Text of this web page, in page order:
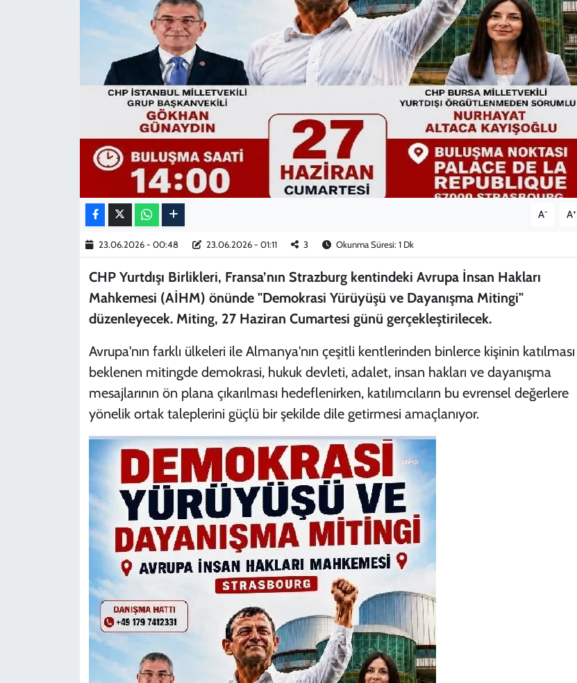
A- A+
23.06.2026 - 00:48 23.06.2026 - 01:11 3 Okunma Süresi: 1 Dk
CHP Yurtdışı Birlikleri, Fransa’nın Strazburg kentindeki Avrupa İnsan Hakları
Mahkemesi (AİHM) önünde "Demokrasi Yürüyüşü ve Dayanışma Mitingi"
düzenleyecek. Miting, 27 Haziran Cumartesi günü gerçekleştirilecek.
Avrupa'nın farklı ülkeleri ile Almanya'nın çeşitli kentlerinden binlerce kişinin katılması
beklenen mitingde demokrasi, hukuk devleti, adalet, insan hakları ve dayanışma
mesajlarının ön plana çıkarılması hedeflenirken, katılımcıların bu evrensel değerlere
yönelik ortak taleplerini güçlü bir şekilde dile getirmesi amaçlanıyor.